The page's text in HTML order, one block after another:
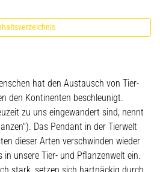
hat den Austausch von Tier-
den Kontinenten beschleunigt.
zu uns eingewandert sind, nennt
Das Pendant in der Tierwelt
dieser Arten verschwinden wieder
unsere Tier- und Pflanzenwelt ein.